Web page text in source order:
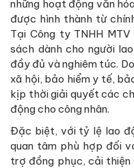
những hoạt động văn
được hình thành từ
Tại Công ty TNHH
sách dành cho người
đầy đủ và nghiêm túc.
xã hội, bảo hiểm y tế,
kịp thời giải quyết các
động cho công nhân.
Đặc biệt, với tỷ lệ lao
quan tâm phù hợp đối
trợ đồng phục, cải thiện